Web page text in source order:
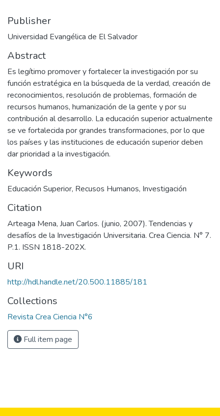
Publisher
Universidad Evangélica de El Salvador
Abstract
Es legítimo promover y fortalecer la investigación por su
función estratégica en la búsqueda de la verdad, creación de
reconocimientos, resolución de problemas, formación de
recursos humanos, humanización de la gente y por su
contribución al desarrollo. La educación superior actualmente
se ve fortalecida por grandes transformaciones, por lo que
los países y las instituciones de educación superior deben
dar prioridad a la investigación.
Keywords
Educación Superior, Recusos Humanos, Investigación
Citation
Arteaga Mena, Juan Carlos. (junio, 2007). Tendencias y
desafíos de la Investigación Universitaria. Crea Ciencia. N° 7.
P.1. ISSN 1818-202X.
URI
http://hdl.handle.net/20.500.11885/181
Collections
Revista Crea Ciencia N°6
Full item page